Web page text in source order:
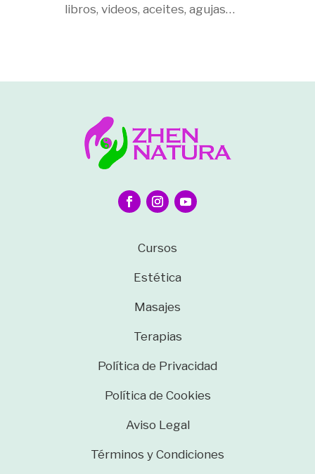
libros, videos, aceites, agujas…
Cursos
Estética
Masajes
Terapias
Política de Privacidad
Política de Cookies
Aviso Legal
Términos y Condiciones